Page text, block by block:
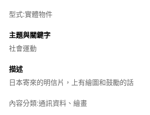
型式:實體物件
主題與關鍵字
社會運動
描述
日本寄來的明信片，上有繪圖和鼓勵的話
內容分類:通訊資料、繪畫